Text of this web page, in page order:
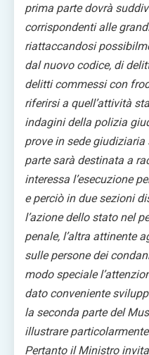
prima parte dovrà
corrispondenti alle
riattaccandosi
dal nuovo codice, di
delitti commessi con
riferirsi a quell’attività
indagini della polizia
prove in sede
parte sarà destinata a
interessa l’esecuzione
e perciò in due sezioni
l’azione dello stato nel
penale, l’altra attinente
sulle persone dei
modo speciale
dato conveniente
la seconda parte del
illustrare
Pertanto il Ministro